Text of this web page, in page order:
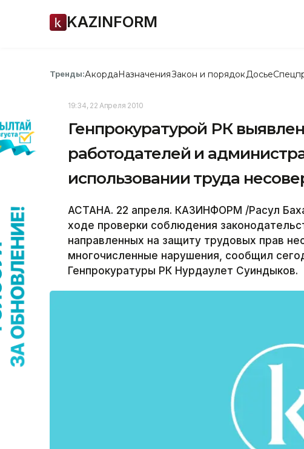
KAZINFORM
Тренды:АкордаНазначенияЗакон и порядок Досье
19:34, 22 Апреля 2010
Генпрокуратурой РК
работодателей и
использовании труда
АСТАНА. 22 апреля. КАЗИНФОРМ /Расул
ходе проверки соблюдения
направленных на защиту трудовых прав
многочисленные нарушения, сообщил
Генпрокуратуры РК Нурдаулет Суиндыков.